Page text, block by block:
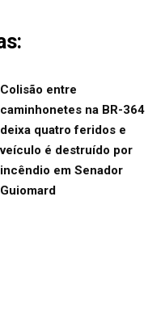
Colisão entre
caminhonetes na BR-364
deixa quatro feridos e
veículo é destruído por
incêndio em Senador
Guiomard